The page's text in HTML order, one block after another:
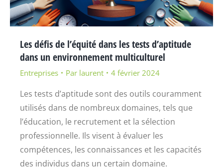
Les défis de l’équité dans les tests d’aptitude
dans un environnement multiculturel
Entreprises Par laurent 4 février 2024
Les tests d’aptitude sont des outils couramment
utilisés dans de nombreux domaines, tels que
l’éducation, le recrutement et la sélection
professionnelle. Ils visent à évaluer les
compétences, les connaissances et les capacités
des individus dans un certain domaine.